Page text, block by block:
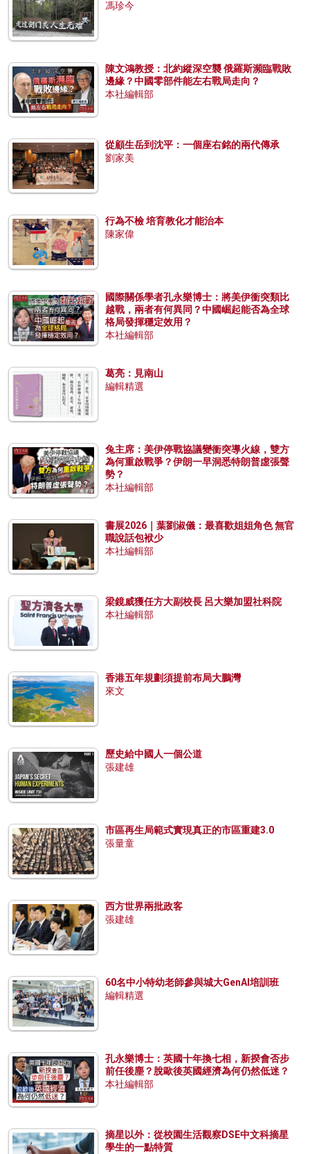
馮珍今
陳文鴻教授：北約縱深空襲 俄羅斯瀕臨戰敗
邊緣？中國零部件能左右戰局走向？
本社編輯部
從顧生岳到沈平：一個座右銘的兩代傳承
劉家美
行為不檢 培育教化才能治本
陳家偉
國際關係學者孔永樂博士：將美伊衝突類比
越戰，兩者有何異同？中國崛起能否為全球
格局發揮穩定效用？
本社編輯部
葛亮：見南山
編輯精選
兔主席：美伊停戰協議變衝突導火線，雙方
為何重啟戰爭？伊朗一早洞悉特朗普虛張聲
勢？
本社編輯部
書展2026｜葉劉淑儀：最喜歡姐姐角色 無官
職說話包袱少
本社編輯部
梁鏡威獲任方大副校長 呂大樂加盟社科院
本社編輯部
香港五年規劃須提前布局大鵬灣
來文
歷史給中國人一個公道
張建雄
市區再生局範式實現真正的市區重建3.0
張量童
西方世界兩批政客
張建雄
60名中小特幼老師參與城大GenAI培訓班
編輯精選
孔永樂博士：英國十年換七相，新揆會否步
前任後塵？脫歐後英國經濟為何仍然低迷？
本社編輯部
摘星以外：從校園生活觀察DSE中文科摘星
學生的一點特質